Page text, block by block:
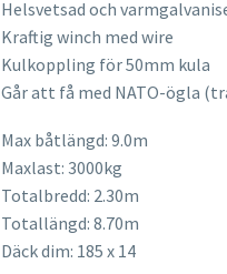
ursprungliga
priset
var:
000,00 kr.
nuvarande
priset
är:
250,00 kr.
Helsvetsad och
Kraftig winch med wire
Kulkoppling för 50mm kula
Går att få med NATO-ögla
Max båtlängd: 9.0m
Maxlast: 3000kg
Totalbredd: 2.30m
Totallängd: 8.70m
Däck dim: 185 x 14